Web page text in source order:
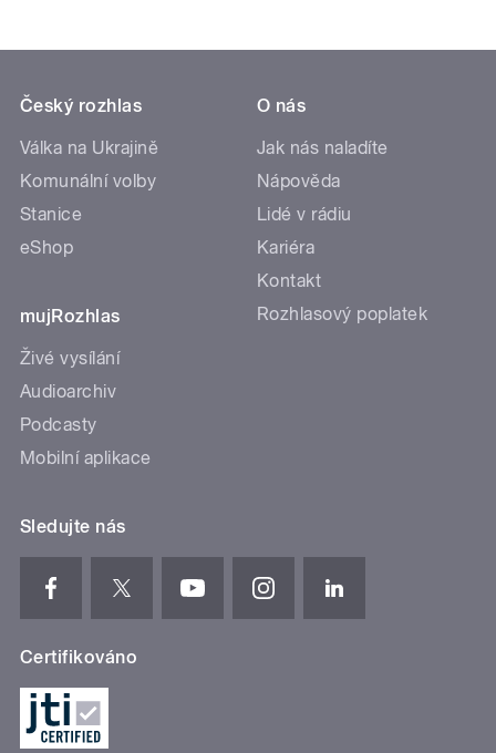
Český rozhlas
Válka na Ukrajině
Komunální volby
Stanice
eShop
mujRozhlas
Živé vysílání
Audioarchiv
Podcasty
Mobilní aplikace
O nás
Jak nás naladíte
Nápověda
Lidé v rádiu
Kariéra
Kontakt
Rozhlasový poplatek
Sledujte nás
Certifikováno